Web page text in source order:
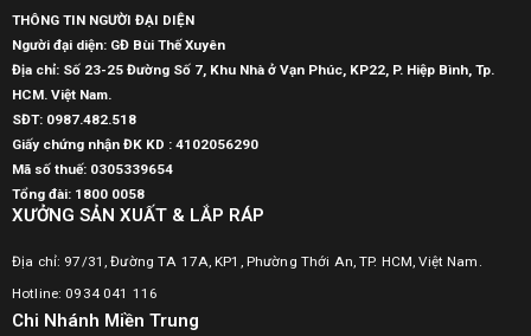
THÔNG TIN NGƯỜI ĐẠI DIỆN
Người đại diện: GĐ Bùi Thế Xuyên
Địa chỉ: Số 23-25 Đường Số 7, Khu Nhà ở Vạn Phúc, KP22, P. Hiệp Bình, Tp.
HCM. Việt Nam.
SĐT: 0987.482.518
Giấy chứng nhận ĐK KD : 4102056290
Mã số thuế: 0305339654
Tổng đài: 1800 0058
XƯỞNG SẢN XUẤT & LẮP RÁP
Địa chỉ: 97/31, Đường TA 17A, KP1, Phường Thới An, TP. HCM, Việt Nam.
Hotline: 0934 041 116
Chi Nhánh Miền Trung